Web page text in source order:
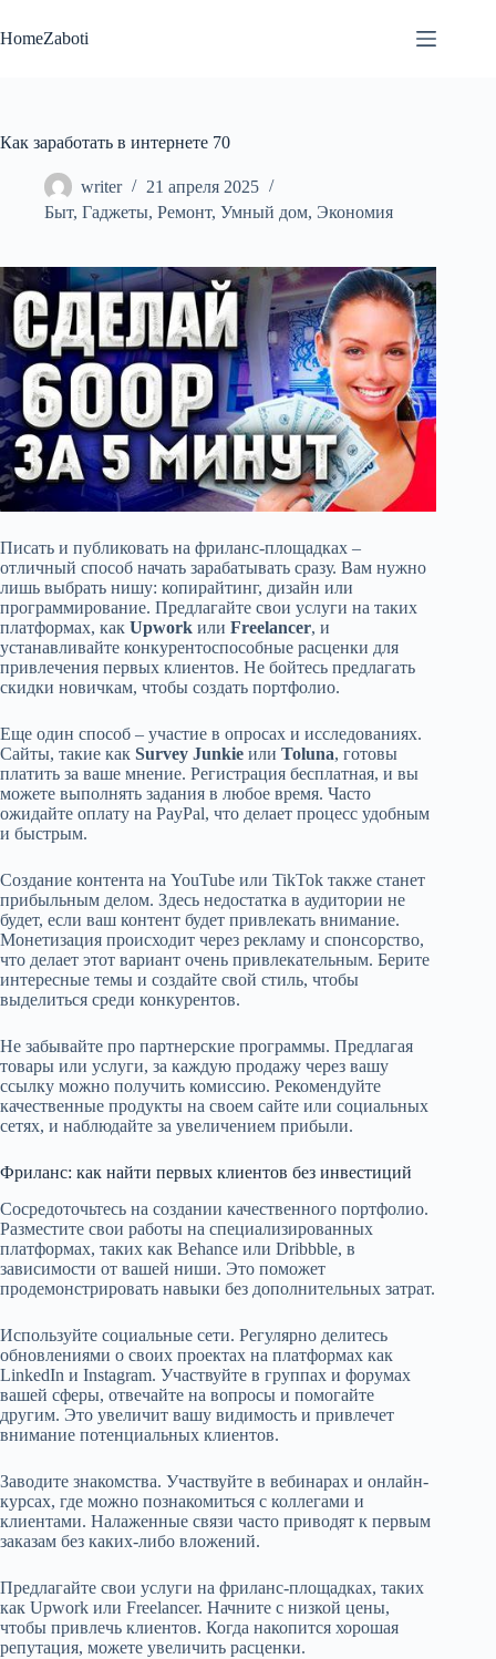
к
сути
HomeZaboti
Как заработать в интернете 70
writer
21 апреля 2025
Быт, Гаджеты, Ремонт, Умный дом, Экономия
Писать и публиковать на фриланс-площадках –
отличный способ начать зарабатывать сразу. Вам нужно
лишь выбрать нишу: копирайтинг, дизайн или
программирование. Предлагайте свои услуги на таких
платформах, как Upwork или Freelancer, и
устанавливайте конкурентоспособные расценки для
привлечения первых клиентов. Не бойтесь предлагать
скидки новичкам, чтобы создать портфолио.
Еще один способ – участие в опросах и исследованиях.
Сайты, такие как Survey Junkie или Toluna, готовы
платить за ваше мнение. Регистрация бесплатная, и вы
можете выполнять задания в любое время. Часто
ожидайте оплату на PayPal, что делает процесс удобным
и быстрым.
Создание контента на YouTube или TikTok также станет
прибыльным делом. Здесь недостатка в аудитории не
будет, если ваш контент будет привлекать внимание.
Монетизация происходит через рекламу и спонсорство,
что делает этот вариант очень привлекательным. Берите
интересные темы и создайте свой стиль, чтобы
выделиться среди конкурентов.
Не забывайте про партнерские программы. Предлагая
товары или услуги, за каждую продажу через вашу
ссылку можно получить комиссию. Рекомендуйте
качественные продукты на своем сайте или социальных
сетях, и наблюдайте за увеличением прибыли.
Фриланс: как найти первых клиентов без инвестиций
Сосредоточьтесь на создании качественного портфолио.
Разместите свои работы на специализированных
платформах, таких как Behance или Dribbble, в
зависимости от вашей ниши. Это поможет
продемонстрировать навыки без дополнительных затрат.
Используйте социальные сети. Регулярно делитесь
обновлениями о своих проектах на платформах как
LinkedIn и Instagram. Участвуйте в группах и форумах
вашей сферы, отвечайте на вопросы и помогайте
другим. Это увеличит вашу видимость и привлечет
внимание потенциальных клиентов.
Заводите знакомства. Участвуйте в вебинарах и онлайн-
курсах, где можно познакомиться с коллегами и
клиентами. Налаженные связи часто приводят к первым
заказам без каких-либо вложений.
Предлагайте свои услуги на фриланс-площадках, таких
как Upwork или Freelancer. Начните с низкой цены,
чтобы привлечь клиентов. Когда накопится хорошая
репутация, можете увеличить расценки.